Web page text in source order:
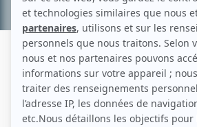
FABIEN MELANSON
Liens
Fiche de Fabien Melanson sur Showbizz.net